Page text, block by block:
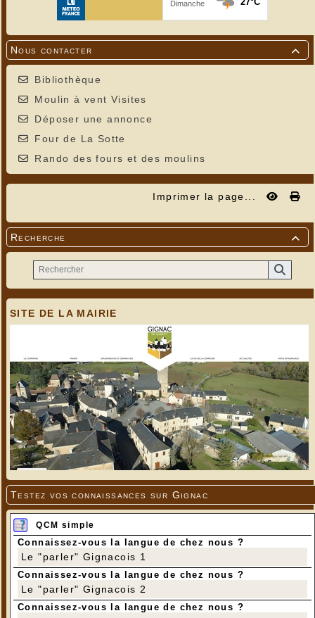

Nous contacter
Bibliothèque
Moulin à vent Visites
Déposer une annonce
Four de La Sotte
Rando des fours et des moulins
Imprimer la page...

Recherche
SITE DE LA MAIRIE
Testez vos connaissances sur Gignac
QCM simple
Connaissez-vous la langue de chez nous ?
Le "parler" Gignacois 1
Connaissez-vous la langue de chez nous ?
Le "parler" Gignacois 2
Connaissez-vous la langue de chez nous ?